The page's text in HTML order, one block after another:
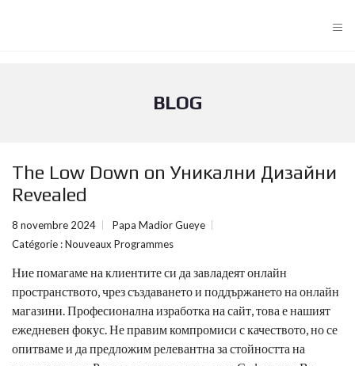
≡
BLOG
The Low Down on Уникални Дизайни
Revealed
8 novembre 2024
Papa Madior Gueye
Catégorie :Nouveaux Programmes
Ние помагаме на клиентите си да завладеят онлайн
пространството, чрез създаването и поддържането на онлайн
магазини. Професионална изработка на сайт, това е нашият
ежедневен фокус. Не правим компромиси с качеството, но се
опитваме и да предложим релевантна за стойността на